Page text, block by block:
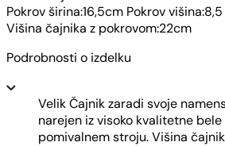
Pokrov širina:16,5cm Pokrov
Višina čajnika z pokrovom:22cm
Podrobnosti o izdelku
Velik Čajnik zaradi svoje
narejen iz visoko kvalitetne
pomivalnem stroju. Višina